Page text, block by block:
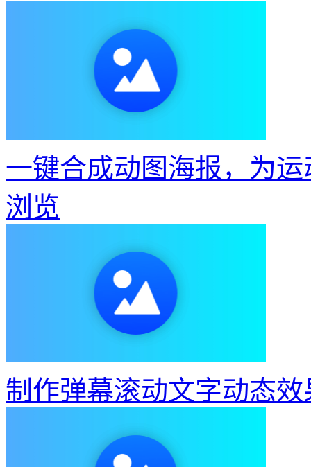
一键合成动图海报，为
浏览
制作弹幕滚动文字动态效